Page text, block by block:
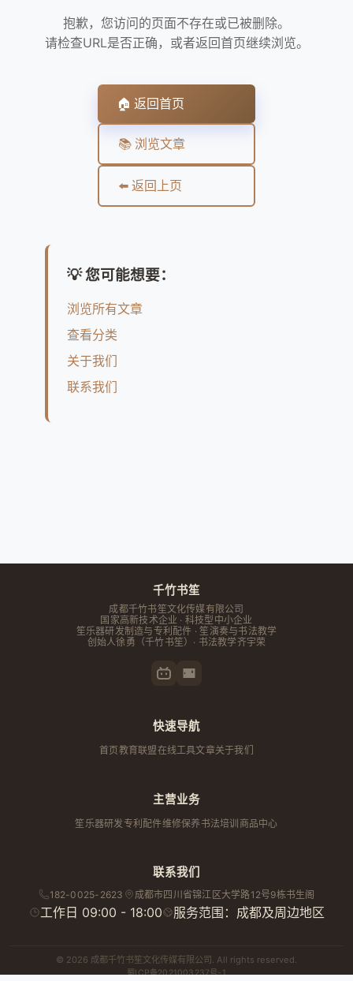
抱歉，您访问的页面不存在或已被删除。
请检查URL是否正确，或者返回首页继续浏览。
🏠 返回首页
📚 浏览文章
⬅️ 返回上页
💡 您可能想要：
浏览所有文章
查看分类
关于我们
联系我们
千竹书笙
成都千竹书笙文化传媒有限公司
国家高新技术企业 · 科技型中小企业
笙乐器研发制造与专利配件 · 笙演奏与书法教学
创始人徐勇 （千竹书笙）· 书法教学齐宇荣
快速导航
首页教育联盟在线工具文章关于我们
主营业务
笙乐器研发专利配件维修保养 书法培训 商品中心
联系我们
182-0025-2623 成都市四川省锦江区大学路12号9栋书生阁
工作日 09:00 - 18:00 服务范围：成都及周边地区
© 2026 成都千竹书笙文化传媒有限公司. All rights reserved.
蜀ICP备2021003237号-1